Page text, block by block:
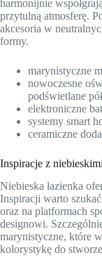
harmonijnie
przytulną atmosferę.
akcesoria w
formy.
marynistyczne
nowoczesne
podświetlane
elektroniczne
systemy smart
ceramiczne
Inspiracje z
Niebieska łazienka
Inspiracji warto
oraz na platformach
designowi.
marynistyczne, które
kolorystykę do